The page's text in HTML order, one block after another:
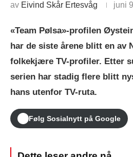
av Eivind Skår Ertesvåg juni
«Team Pølsa»-profilen
har de siste årene blitt en av
folkekjære TV-profiler. Etter
serien har stadig flere blitt
hans utenfor TV-ruta.
Følg Sosialnytt på Google